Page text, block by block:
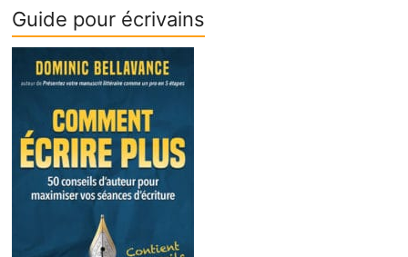
Guide pour écrivains